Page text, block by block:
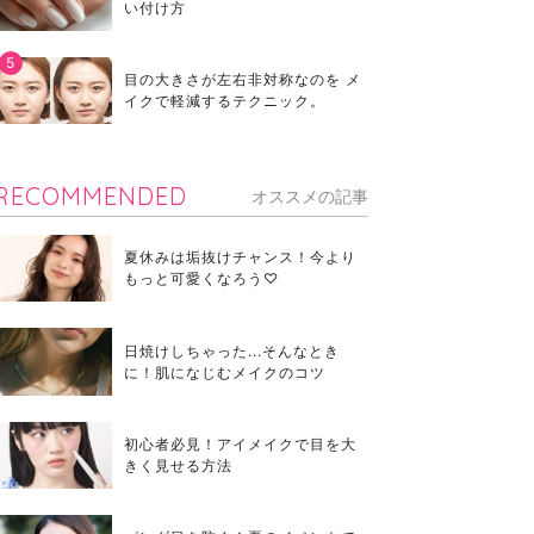
い付け方
目の大きさが左右非対称なのを メ
イクで軽減するテクニック。
オススメの記事
夏休みは垢抜けチャンス！今より
もっと可愛くなろう♡
日焼けしちゃった...そんなとき
に！肌になじむメイクのコツ
初心者必見！アイメイクで目を大
きく見せる方法